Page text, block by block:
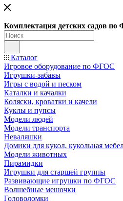
Комплектация детских садов
Каталог
Игровое оборудование по ФГОС
Игрушки-забавы
Игры с водой и песком
Каталки и качалки
Коляски, кроватки и качели
Куклы и пупсы
Модели людей
Модели транспорта
Неваляшки
Домики для кукол, кукольная
Модели животных
Пирамидки
Игрушки для старшей группы
Развивающие игрушки по ФГОС
Волшебные мешочки
Головоломки